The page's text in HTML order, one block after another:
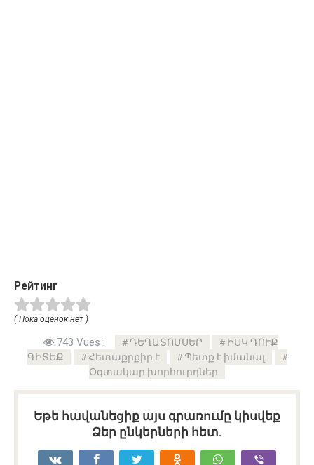
Рейтинг
( Пока оценок нет )
743 Vues : ԴԵՂԱՏՈՄՍԵՐ
ԻՍԿ ԴՈՒՔ
ԳԻՏԵՔ
Հետաքրքիր է
Պետք է իմանալ
Օգտակար խորհուրդներ
Եթե հավանեցիք այս գրառումը կիսվեք
Ձեր ընկերների հետ.